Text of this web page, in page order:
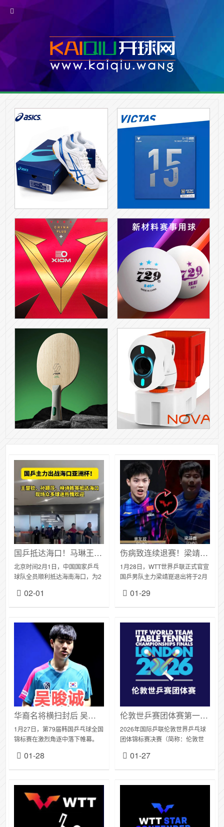
国乒抵达海口！马琳王皓率队现身，王楚钦孙颖莎引爆接机热潮
北京时间2月1日，中国国家乒乓
球队全员顺利抵达海南海口，为2
的第35届国际乒联亚乒联盟亚洲
杯开启最后备战。这是该项亚洲
02-01
伤病致连续退赛！梁靖崑缺席海口亚洲杯与新加坡大满贯，国乒新秀递补出征
1月28日，WTT世界乒联正式官宣
国乒男队主力梁靖崑退出将于2月
大满贯赛事。而在此前的1月26
日，亚乒联盟官网已更新海口亚
01-29
华裔名将横扫封后 吴晙诚男单登顶 林钟勋申裕斌混双登顶 韩乒全锦赛上演巅峰对决
1月27日，第79届韩国乒乓球全国
锦标赛在激烈角逐中落下帷幕。
战，国家队主力与新秀悉数登
场，最终七大项目冠军各归其
01-28
伦敦世乒赛团体赛第一阶段小组赛签表出炉
2026年国际乒联伦敦世界乒乓球
团体锦标赛决赛（简称：伦敦世
28日至5月10日在英国伦敦举行。
第一阶段小组赛签表于今日出
01-27